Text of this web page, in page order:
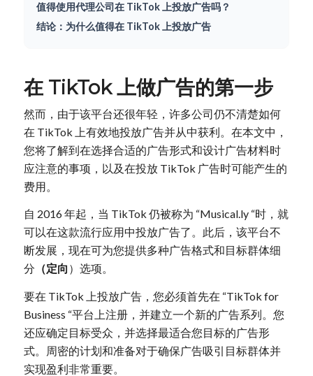
值得使用代理公司在 TikTok 上投放广告吗？
结论：为什么值得在 TikTok 上投放广告
在 TikTok 上做广告的第一步
然而，由于该平台还很年轻，许多公司仍不清楚如何
在 TikTok 上有效地投放广告并从中获利。在本文中，
您将了解到在选择合适的广告形式和设计广告材料时
应注意的事项，以及在投放 TikTok 广告时可能产生的
费用。
自 2016 年起，当 TikTok 仍被称为 “Musical.ly “时，就
可以在这款流行应用中投放广告了。此后，该平台不
断发展，现在可为您提供多种广告格式和目标群体细
分 （定向 ）选项。
要在 TikTok 上投放广告，您必须首先在 “TikTok for
Business “平台上注册，并建立一个新的广告系列。您
还应确定目标受众，并选择最适合您目标的广告形
式。周密的计划和准备对于确保广告吸引目标群体并
实现盈利非常重要。